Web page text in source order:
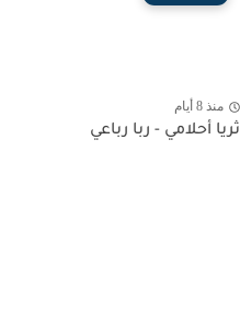
منذ 8 أيام
ثريا أحلامي - ربا رباعي